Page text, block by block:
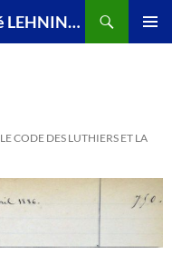
MATH'MONDE, le blog d'Hervé LEHNING, agrégé de mathématiques
LE CODE DES LUTHIERS ET LA